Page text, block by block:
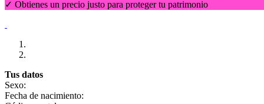
✓ Obtienes un precio justo para proteger tu patrimonio
Tus datos
Sexo:
Fecha de nacimiento: